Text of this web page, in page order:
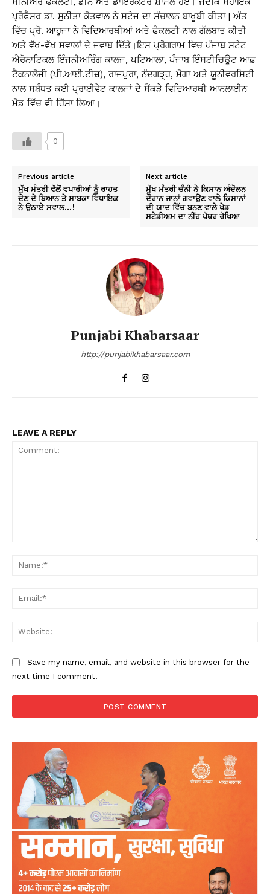
ਪ੍ਰੋਫੈਸਰ ਡਾ. ਸੁਨੀਤਾ ਕੋਤਵਾਲ ਨੇ ਸਟੇਜ ਦਾ ਸੰਚਾਲਨ ਬਾਖੂਬੀ ਕੀਤਾ | ਅੰਤ
ਵਿੱਚ ਪ੍ਰੋ. ਆਹੂਜਾ ਨੇ ਵਿਦਿਆਰਥੀਆਂ ਅਤੇ ਫੈਕਲਟੀ ਨਾਲ ਗੱਲਬਾਤ ਕੀਤੀ
ਅਤੇ ਵੱਖ-ਵੱਖ ਸਵਾਲਾਂ ਦੇ ਜਵਾਬ ਦਿੱਤੇ।ਇਸ ਪ੍ਰੋਗਰਾਮ ਵਿਚ ਪੰਜਾਬ ਸਟੇਟ
ਐਰੋਨਾਟਿਕਲ ਇੰਜਨੀਅਰਿੰਗ ਕਾਲਜ, ਪਟਿਆਲਾ, ਪੰਜਾਬ ਇੰਸਟੀਚਿਊਟ ਆਫ਼
ਟੈਕਨਾਲੋਜੀ (ਪੀ.ਆਈ.ਟੀਜ਼), ਰਾਜਪੁਰਾ, ਨੰਦਗੜ੍ਹ, ਮੋਗਾ ਅਤੇ ਯੂਨੀਵਰਸਿਟੀ
ਨਾਲ ਸਬੰਧਤ ਕਈ ਪ੍ਰਾਈਵੇਟ ਕਾਲਜਾਂ ਦੇ ਸੈਂਕੜੇ ਵਿਦਿਆਰਥੀ ਆਨਲਾਈਨ
ਮੋਡ ਵਿੱਚ ਵੀ ਹਿੱਸਾ ਲਿਆ।
0
Previous article
ਮੁੱਖ ਮੰਤਰੀ ਵੱਲੋਂ ਵਪਾਰੀਆਂ ਨੂੰ ਰਾਹਤ
ਦੇਣ ਦੇ ਬਿਆਨ ਤੇ ਸਾਬਕਾ ਵਿਧਾਇਕ
ਨੇ ਉਠਾਏ ਸਵਾਲ…!
Next article
ਮੁੱਖ ਮੰਤਰੀ ਚੰਨੀ ਨੇ ਕਿਸਾਨ ਅੰਦੋਲਨ
ਦੌਰਾਨ ਜਾਨਾਂ ਗਵਾੳੇੁਣ ਵਾਲੇ ਕਿਸਾਨਾਂ
ਦੀ ਯਾਦ ਵਿੱਚ ਬਨਣ ਵਾਲੇ ਖੇਡ
ਸਟੇਡੀਅਮ ਦਾ ਨੀਂਹ ਪੱਥਰ ਰੱਖਿਆ
Punjabi Khabarsaar
http://punjabikhabarsaar.com
LEAVE A REPLY
Save my name, email, and website in this browser for the
next time I comment.